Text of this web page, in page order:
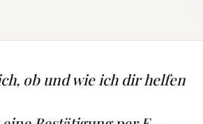
ob und wie ich dir helfen